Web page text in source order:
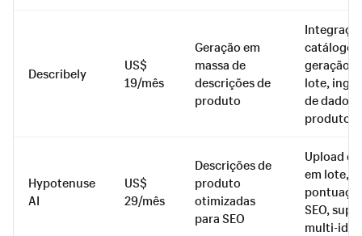
Describely
US$
19/mês
Geração em
massa de
descrições de
produto
catálogo,
geração
lote,
de dados
produto
Hypotenuse
AI
US$
29/mês
Descrições de
produto
otimizadas
para SEO
Upload de
em lote,
SEO,
multi-